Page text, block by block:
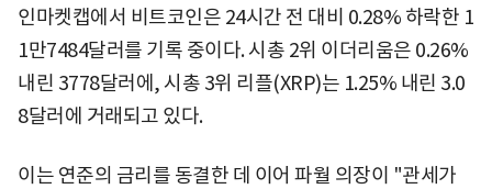
인마켓캡에서 비트코인은 24시간 전 대비 0.28% 하락한 1
1만7484달러를 기록 중이다. 시총 2위 이더리움은 0.26%
내린 3778달러에, 시총 3위 리플(XRP)는 1.25% 내린 3.0
8달러에 거래되고 있다.
이는 연준의 금리를 동결한 데 이어 파월 의장이 "관세가